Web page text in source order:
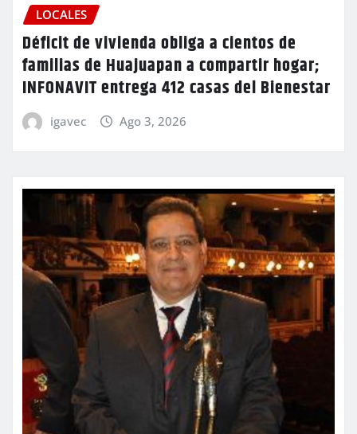
LOCALES
Déficit de vivienda obliga a cientos de
familias de Huajuapan a compartir hogar;
INFONAVIT entrega 412 casas del Bienestar
igavec Ago 3, 2026